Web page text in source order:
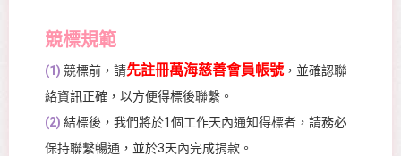
競標規範
(1) 競標前，請先註冊萬海慈善會員帳號，並確認聯
絡資訊正確，以方便得標後聯繫。
(2) 結標後，我們將於1個工作天內通知得標者，請務必
保持聯繫暢通，並於3天內完成捐款。